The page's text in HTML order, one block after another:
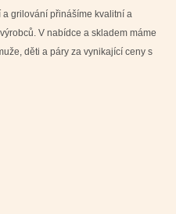
grilování přinášíme kvalitní a
V nabídce a skladem máme
děti a páry za vynikající ceny s